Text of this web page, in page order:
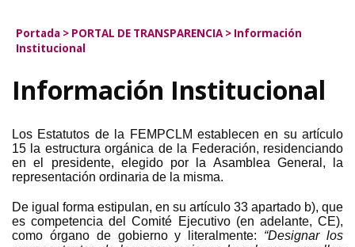
Portada > PORTAL DE TRANSPARENCIA > Información
Institucional
Información Institucional
Los Estatutos de la FEMPCLM establecen en su artículo
15 la estructura orgánica de la Federación, residenciando
en el presidente, elegido por la Asamblea General, la
representación ordinaria de la misma.
De igual forma estipulan, en su artículo 33 apartado b), que
es competencia del Comité Ejecutivo (en adelante, CE),
como órgano de gobierno y literalmente: “Designar los